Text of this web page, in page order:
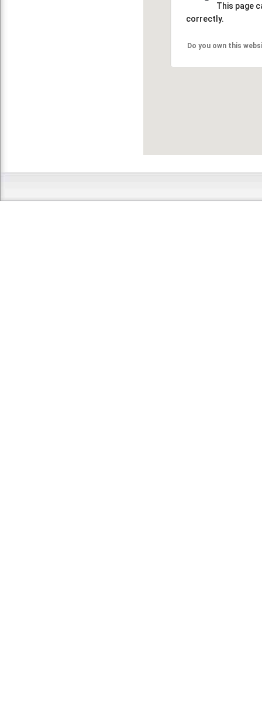
This page
correctly.
Do you own this